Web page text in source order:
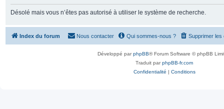
Désolé mais vous n’êtes pas autorisé à utiliser le système de recherche.
Index du forum Supprimer les
Qui sommes-nous ?
Nous contacter
Développé parphpBB® Forum Software © phpBB
Traduit parphpBB-fr.com
Confidentialité | Conditions